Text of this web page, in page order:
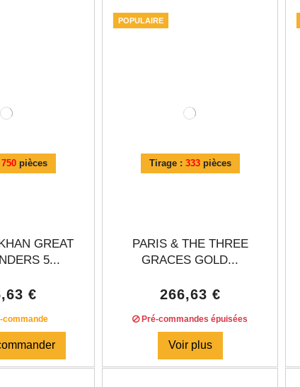
750 pièces
GREAT
5...
€
commande
Tirage : 333pièces
POPULAIRE
PARIS & THE THREE
GRACES GOLD...
266,63 €
Pré-commandes épuisées
Voir plus